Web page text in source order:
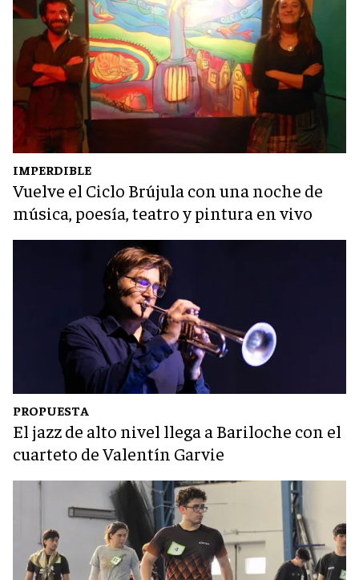
IMPERDIBLE
Vuelve el Ciclo Brújula con una noche de
música, poesía, teatro y pintura en vivo
PROPUESTA
El jazz de alto nivel llega a Bariloche con el
cuarteto de Valentín Garvie